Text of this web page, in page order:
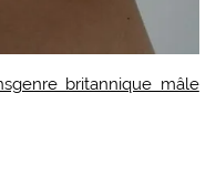
britannique mâle